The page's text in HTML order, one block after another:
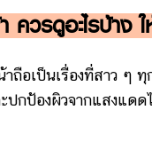
ควรดูอะไรบ้าง
นเรื่องที่สาว ๆ ทุกค
ปกป้องผิวจากแสงแด